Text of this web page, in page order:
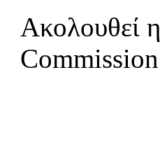
Ακολουθεί